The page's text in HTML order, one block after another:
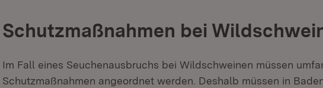
Schutzmaßnahmen bei
Im Fall eines Seuchenausbruchs bei Wildschweinen müssen
Schutzmaßnahmen angeordnet werden. Deshalb müssen in